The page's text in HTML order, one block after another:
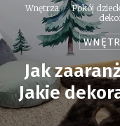
Wnętrza Pokój
Jak
Jakie